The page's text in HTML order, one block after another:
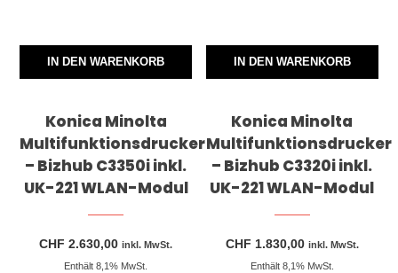
IN DEN WARENKORB
Konica Minolta
Multifunktionsdrucker
– Bizhub C3350i inkl.
UK-221 WLAN-Modul
CHF 2.630,00 inkl. MwSt.
Enthält 8,1% MwSt.
IN DEN WARENKORB
Konica Minolta
Multifunktionsdrucker
– Bizhub C3320i inkl.
UK-221 WLAN-Modul
CHF 1.830,00 inkl. MwSt.
Enthält 8,1% MwSt.